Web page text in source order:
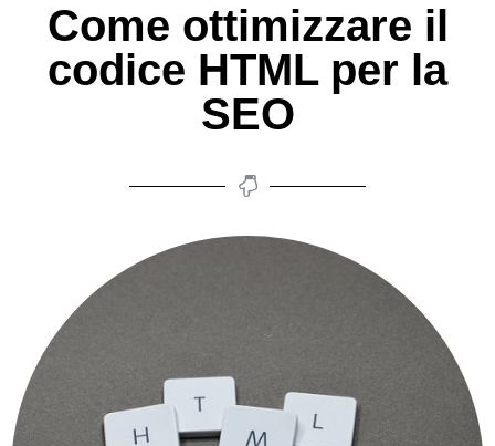
Come ottimizzare il
codice HTML per la
SEO